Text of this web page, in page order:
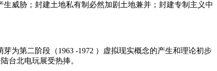
威胁；封建土地私有制必然加剧土地兼并；封建专制主义中
为第二阶段（1963 -1972 ）虚拟现实概念的产生和理论初步
台北电玩展受热捧。